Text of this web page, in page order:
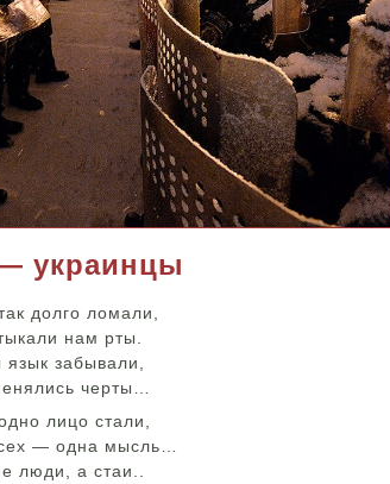
украинцы
долго ломали,
нам рты.
забывали,
черты…
лицо стали,
— одна мысль…
люди, а стаи..